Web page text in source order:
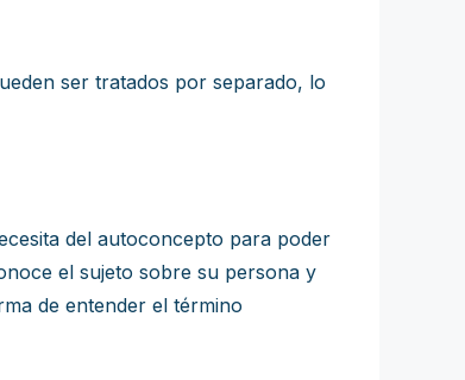
ser tratados por separado, lo
del autoconcepto para poder
el sujeto sobre su persona y
de entender el término